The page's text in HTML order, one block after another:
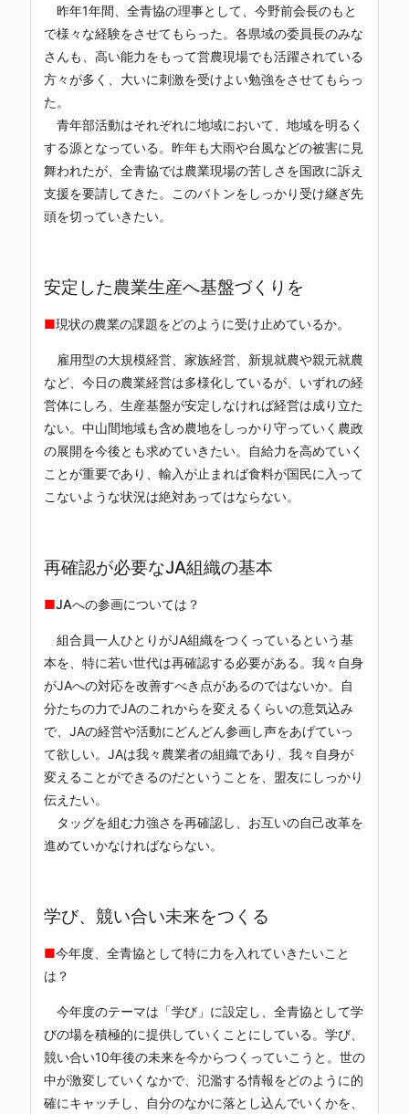
昨年1年間、全青協の理事として、今野前会長のもと
で様々な経験をさせてもらった。各県域の委員長のみな
さんも、高い能力をもって営農現場でも活躍されている
方々が多く、大いに刺激を受けよい勉強をさせてもらっ
た。
青年部活動はそれぞれに地域において、地域を明るく
する源となっている。昨年も大雨や台風などの被害に見
舞われたが、全青協では農業現場の苦しさを国政に訴え
支援を要請してきた。このバトンをしっかり受け継ぎ先
頭を切っていきたい。
安定した農業生産へ基盤づくりを
■現状の農業の課題をどのように受け止めているか。
雇用型の大規模経営、家族経営、新規就農や親元就農
など、今日の農業経営は多様化しているが、いずれの経
営体にしろ、生産基盤が安定しなければ経営は成り立た
ない。中山間地域も含め農地をしっかり守っていく農政
の展開を今後とも求めていきたい。自給力を高めていく
ことが重要であり、輸入が止まれば食料が国民に入って
こないような状況は絶対あってはならない。
再確認が必要なJA組織の基本
■JAへの参画については？
組合員一人ひとりがJA組織をつくっているという基
本を、特に若い世代は再確認する必要がある。我々自身
がJAへの対応を改善すべき点があるのではないか。自
分たちの力でJAのこれからを変えるくらいの意気込み
で、JAの経営や活動にどんどん参画し声をあげていっ
て欲しい。JAは我々農業者の組織であり、我々自身が
変えることができるのだということを、盟友にしっかり
伝えたい。
タッグを組む力強さを再確認し、お互いの自己改革を
進めていかなければならない。
学び、競い合い未来をつくる
■今年度、全青協として特に力を入れていきたいこと
は？
今年度のテーマは「学び」に設定し、全青協として学
びの場を積極的に提供していくことにしている。学び、
競い合い10年後の未来を今からつくっていこうと。世の
中が激変していくなかで、氾濫する情報をどのように的
確にキャッチし、自分のなかに落とし込んでいくかを、